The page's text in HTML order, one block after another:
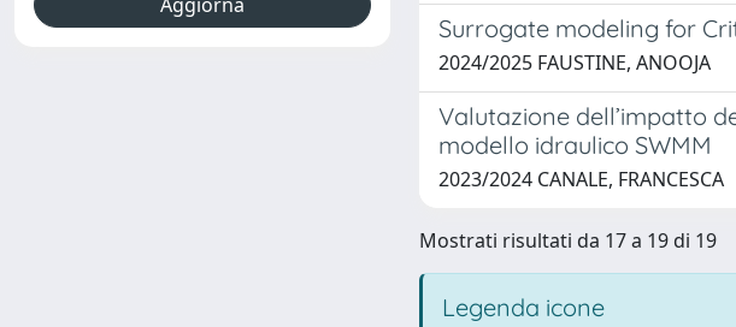
Surrogate modeling for
2024/2025 FAUSTINE, ANOOJA
Valutazione dell’impatto
modello idraulico SWMM
2023/2024 CANALE, FRANCESCA
Mostrati risultati da 17 a 19 di 19
Legenda icone